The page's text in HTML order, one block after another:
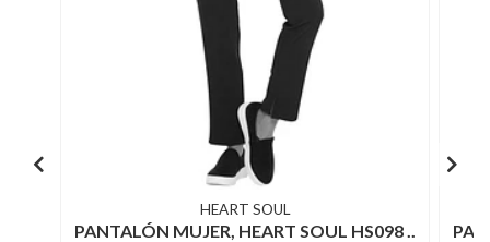
HEART SOUL
PANTALÓN MUJER, HEART SOUL HS098 ..